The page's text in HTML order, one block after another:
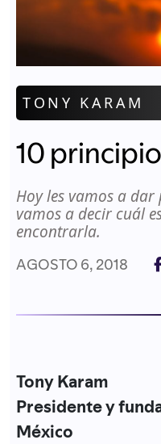
TONY KARAM
10
Hoy les vamos a dar
vamos a decir cuál
encontrarla.
AGOSTO 6, 2018
Tony Karam
Presidente y
México